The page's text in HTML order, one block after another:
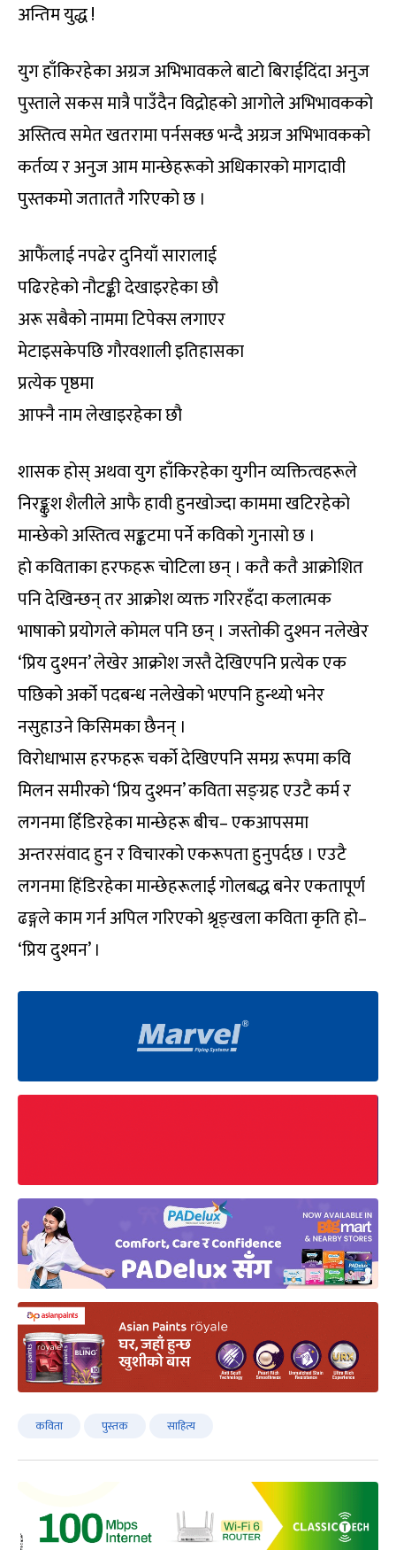
अन्तिम युद्ध !
युग हाँकिरहेका अग्रज अभिभावकले बाटो बिराईदिंदा अनुज
पुस्ताले सकस मात्रै पाउँदैन विद्रोहको आगोले अभिभावकको
अस्तित्व समेत खतरामा पर्नसक्छ भन्दै अग्रज अभिभावकको
कर्तव्य र अनुज आम मान्छेहरूको अधिकारको मागदावी
पुस्तकमो जताततै गरिएको छ ।
आफैंलाई नपढेर दुनियाँ सारालाई
पढिरहेको नौटङ्की देखाइरहेका छौ
अरू सबैको नाममा टिपेक्स लगाएर
मेटाइसकेपछि गौरवशाली इतिहासका
प्रत्येक पृष्ठमा
आफ्नै नाम लेखाइरहेका छौ
शासक होस् अथवा युग हाँकिरहेका युगीन व्यक्तित्वहरूले
निरङ्कुश शैलीले आफै हावी हुनखोज्दा काममा खटिरहेको
मान्छेको अस्तित्व सङ्कटमा पर्ने कविको गुनासो छ ।
हो कविताका हरफहरू चोटिला छन् । कतै कतै आक्रोशित
पनि देखिन्छन् तर आक्रोश व्यक्त गरिरहँदा कलात्मक
भाषाको प्रयोगले कोमल पनि छन् । जस्तोकी दुश्मन नलेखेर
‘प्रिय दुश्मन’ लेखेर आक्रोश जस्तै देखिएपनि प्रत्येक एक
पछिको अर्को पदबन्ध नलेखेको भएपनि हुन्थ्यो भनेर
नसुहाउने किसिमका छैनन् ।
विरोधाभास हरफहरू चर्को देखिएपनि समग्र रूपमा कवि
मिलन समीरको ‘प्रिय दुश्मन’ कविता सङ्ग्रह एउटै कर्म र
लगनमा हिँडिरहेका मान्छेहरू बीच– एकआपसमा
अन्तरसंवाद हुन र विचारको एकरूपता हुनुपर्दछ । एउटै
लगनमा हिंडिरहेका मान्छेहरूलाई गोलबद्ध बनेर एकतापूर्ण
ढङ्गले काम गर्न अपिल गरिएको श्रृङ्खला कविता कृति हो–
‘प्रिय दुश्मन’ ।
कविता पुस्तक साहित्य